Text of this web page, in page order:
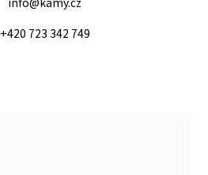
+420 723 342 749